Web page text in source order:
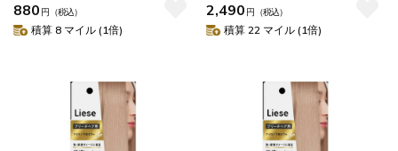
880 円 （税込）
積算 8 マイル (1倍)
2,490 円 （税込）
積算 22 マイル (1倍)